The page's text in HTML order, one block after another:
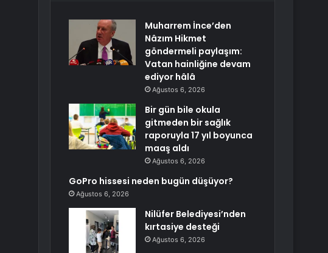
Muharrem İnce’den
Nâzım Hikmet
göndermeli paylaşım:
Vatan hainliğine devam
ediyor hâlâ
Ağustos 6, 2026
Bir gün bile okula
gitmeden bir sağlık
raporuyla 17 yıl boyunca
maaş aldı
Ağustos 6, 2026
GoPro hissesi neden bugün düşüyor?
Ağustos 6, 2026
Nilüfer Belediyesi’nden
kırtasiye desteği
Ağustos 6, 2026